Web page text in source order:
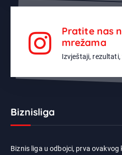
Pratite nas
mrežama
Izvještaji,
Biznisliga
Biznis liga u odbojci, prva